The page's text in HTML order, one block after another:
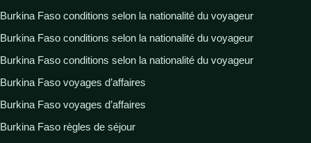
Burkina Faso conditions selon la nationalité du voyageur
Burkina Faso conditions selon la nationalité du voyageur
Burkina Faso conditions selon la nationalité du voyageur
Burkina Faso voyages d’affaires
Burkina Faso voyages d’affaires
Burkina Faso règles de séjour